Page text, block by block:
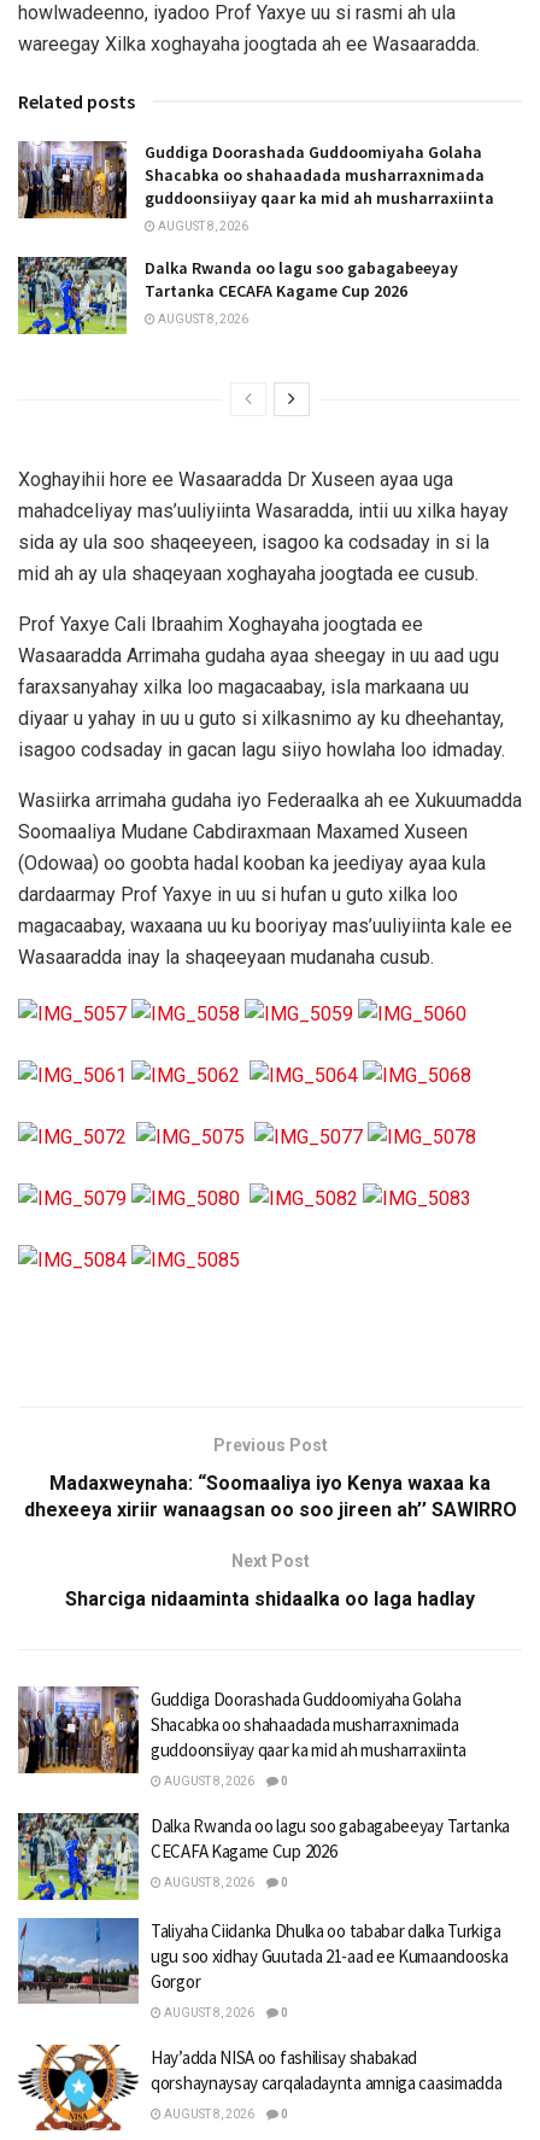
howlwadeenno, iyadoo Prof Yaxye uu si rasmi ah ula
wareegay Xilka xoghayaha joogtada ah ee Wasaaradda.
Related posts
Guddiga Doorashada Guddoomiyaha Golaha
Shacabka oo shahaadada musharraxnimada
guddoonsiiyay qaar ka mid ah musharraxiinta
AUGUST 8, 2026
Dalka Rwanda oo lagu soo gabagabeeyay
Tartanka CECAFA Kagame Cup 2026
AUGUST 8, 2026
Xoghayihii hore ee Wasaaradda Dr Xuseen ayaa uga
mahadceliyay mas’uuliyiinta Wasaradda, intii uu xilka hayay
sida ay ula soo shaqeeyeen, isagoo ka codsaday in si la
mid ah ay ula shaqeyaan xoghayaha joogtada ee cusub.
Prof Yaxye Cali Ibraahim Xoghayaha joogtada ee
Wasaaradda Arrimaha gudaha ayaa sheegay in uu aad ugu
faraxsanyahay xilka loo magacaabay, isla markaana uu
diyaar u yahay in uu u guto si xilkasnimo ay ku dheehantay,
isagoo codsaday in gacan lagu siiyo howlaha loo idmaday.
Wasiirka arrimaha gudaha iyo Federaalka ah ee Xukuumadda
Soomaaliya Mudane Cabdiraxmaan Maxamed Xuseen
(Odowaa) oo goobta hadal kooban ka jeediyay ayaa kula
dardaarmay Prof Yaxye in uu si hufan u guto xilka loo
magacaabay, waxaana uu ku booriyay mas’uuliyiinta kale ee
Wasaaradda inay la shaqeeyaan mudanaha cusub.
Previous Post
Madaxweynaha: “Soomaaliya iyo Kenya waxaa ka
dhexeeya xiriir wanaagsan oo soo jireen ah’’ SAWIRRO
Next Post
Sharciga nidaaminta shidaalka oo laga hadlay
Guddiga Doorashada Guddoomiyaha Golaha
Shacabka oo shahaadada musharraxnimada
guddoonsiiyay qaar ka mid ah musharraxiinta
AUGUST 8, 2026 0
Dalka Rwanda oo lagu soo gabagabeeyay Tartanka
CECAFA Kagame Cup 2026
AUGUST 8, 2026 0
Taliyaha Ciidanka Dhulka oo tababar dalka Turkiga
ugu soo xidhay Guutada 21-aad ee Kumaandooska
Gorgor
AUGUST 8, 2026 0
Hay’adda NISA oo fashilisay shabakad
qorshaynaysay carqaladaynta amniga caasimadda
AUGUST 8, 2026 0